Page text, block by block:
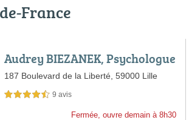
France
Audrey BIEZANEK, Psychologue
TCC lille
187 Boulevard de la Liberté,59000 Lille
4,5 étoiles sur 5 9 avis
Fermée, ouvre demain à 8h30